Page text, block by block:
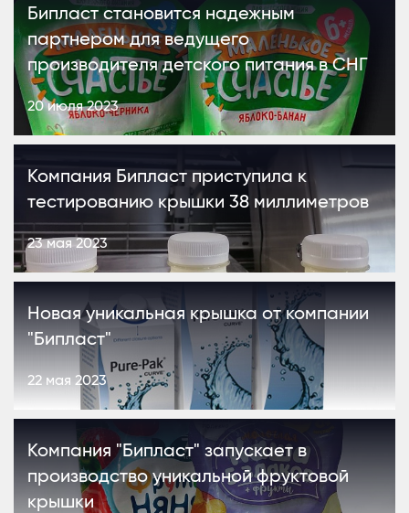
Бипласт становится надежным
партнером для ведущего
производителя детского питания в СНГ
20 июля 2023
Компания Бипласт приступила к
тестированию крышки 38 миллиметров
23 мая 2023
Новая уникальная крышка от компании
"Бипласт"
22 мая 2023
Компания "Бипласт" запускает в
производство уникальной фруктовой
крышки